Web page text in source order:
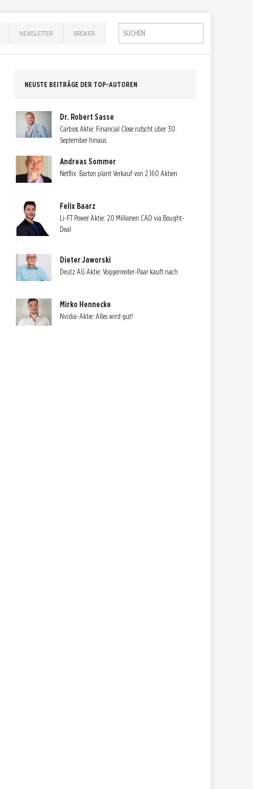
NEWSLETTER BROKER
NEUSTE BEITRÄGE DER TOP-AUTOREN
Dr. Robert Sasse
Carbios Aktie: Financial Close rutscht über 30.
September hinaus
Andreas Sommer
Netflix: Barton plant Verkauf von 2.160 Aktien
Felix Baarz
Li-FT Power Aktie: 20 Millionen CAD via Bought-
Deal
Dieter Jaworski
Deutz AG Aktie: Voggenreiter-Paar kauft nach
Mirko Hennecke
Nvidia-Aktie: Alles wird gut!